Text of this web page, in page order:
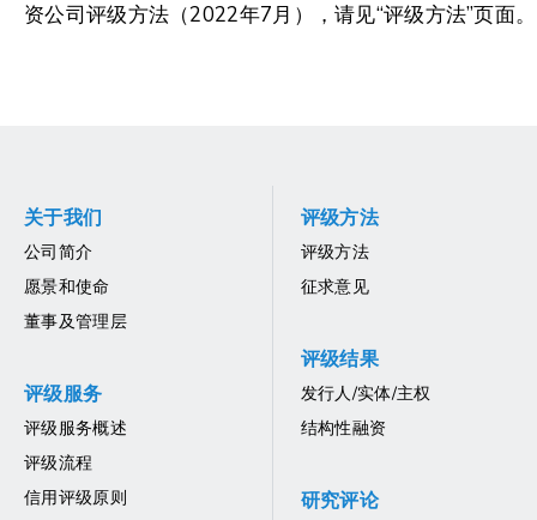
资公司评级方法（2022年7月），请见“评级方法”页面。
关于我们
公司简介
愿景和使命
董事及管理层
评级服务
评级服务概述
评级流程
信用评级原则
评级方法
评级方法
征求意见
评级结果
发行人/实体/主权
结构性融资
研究评论